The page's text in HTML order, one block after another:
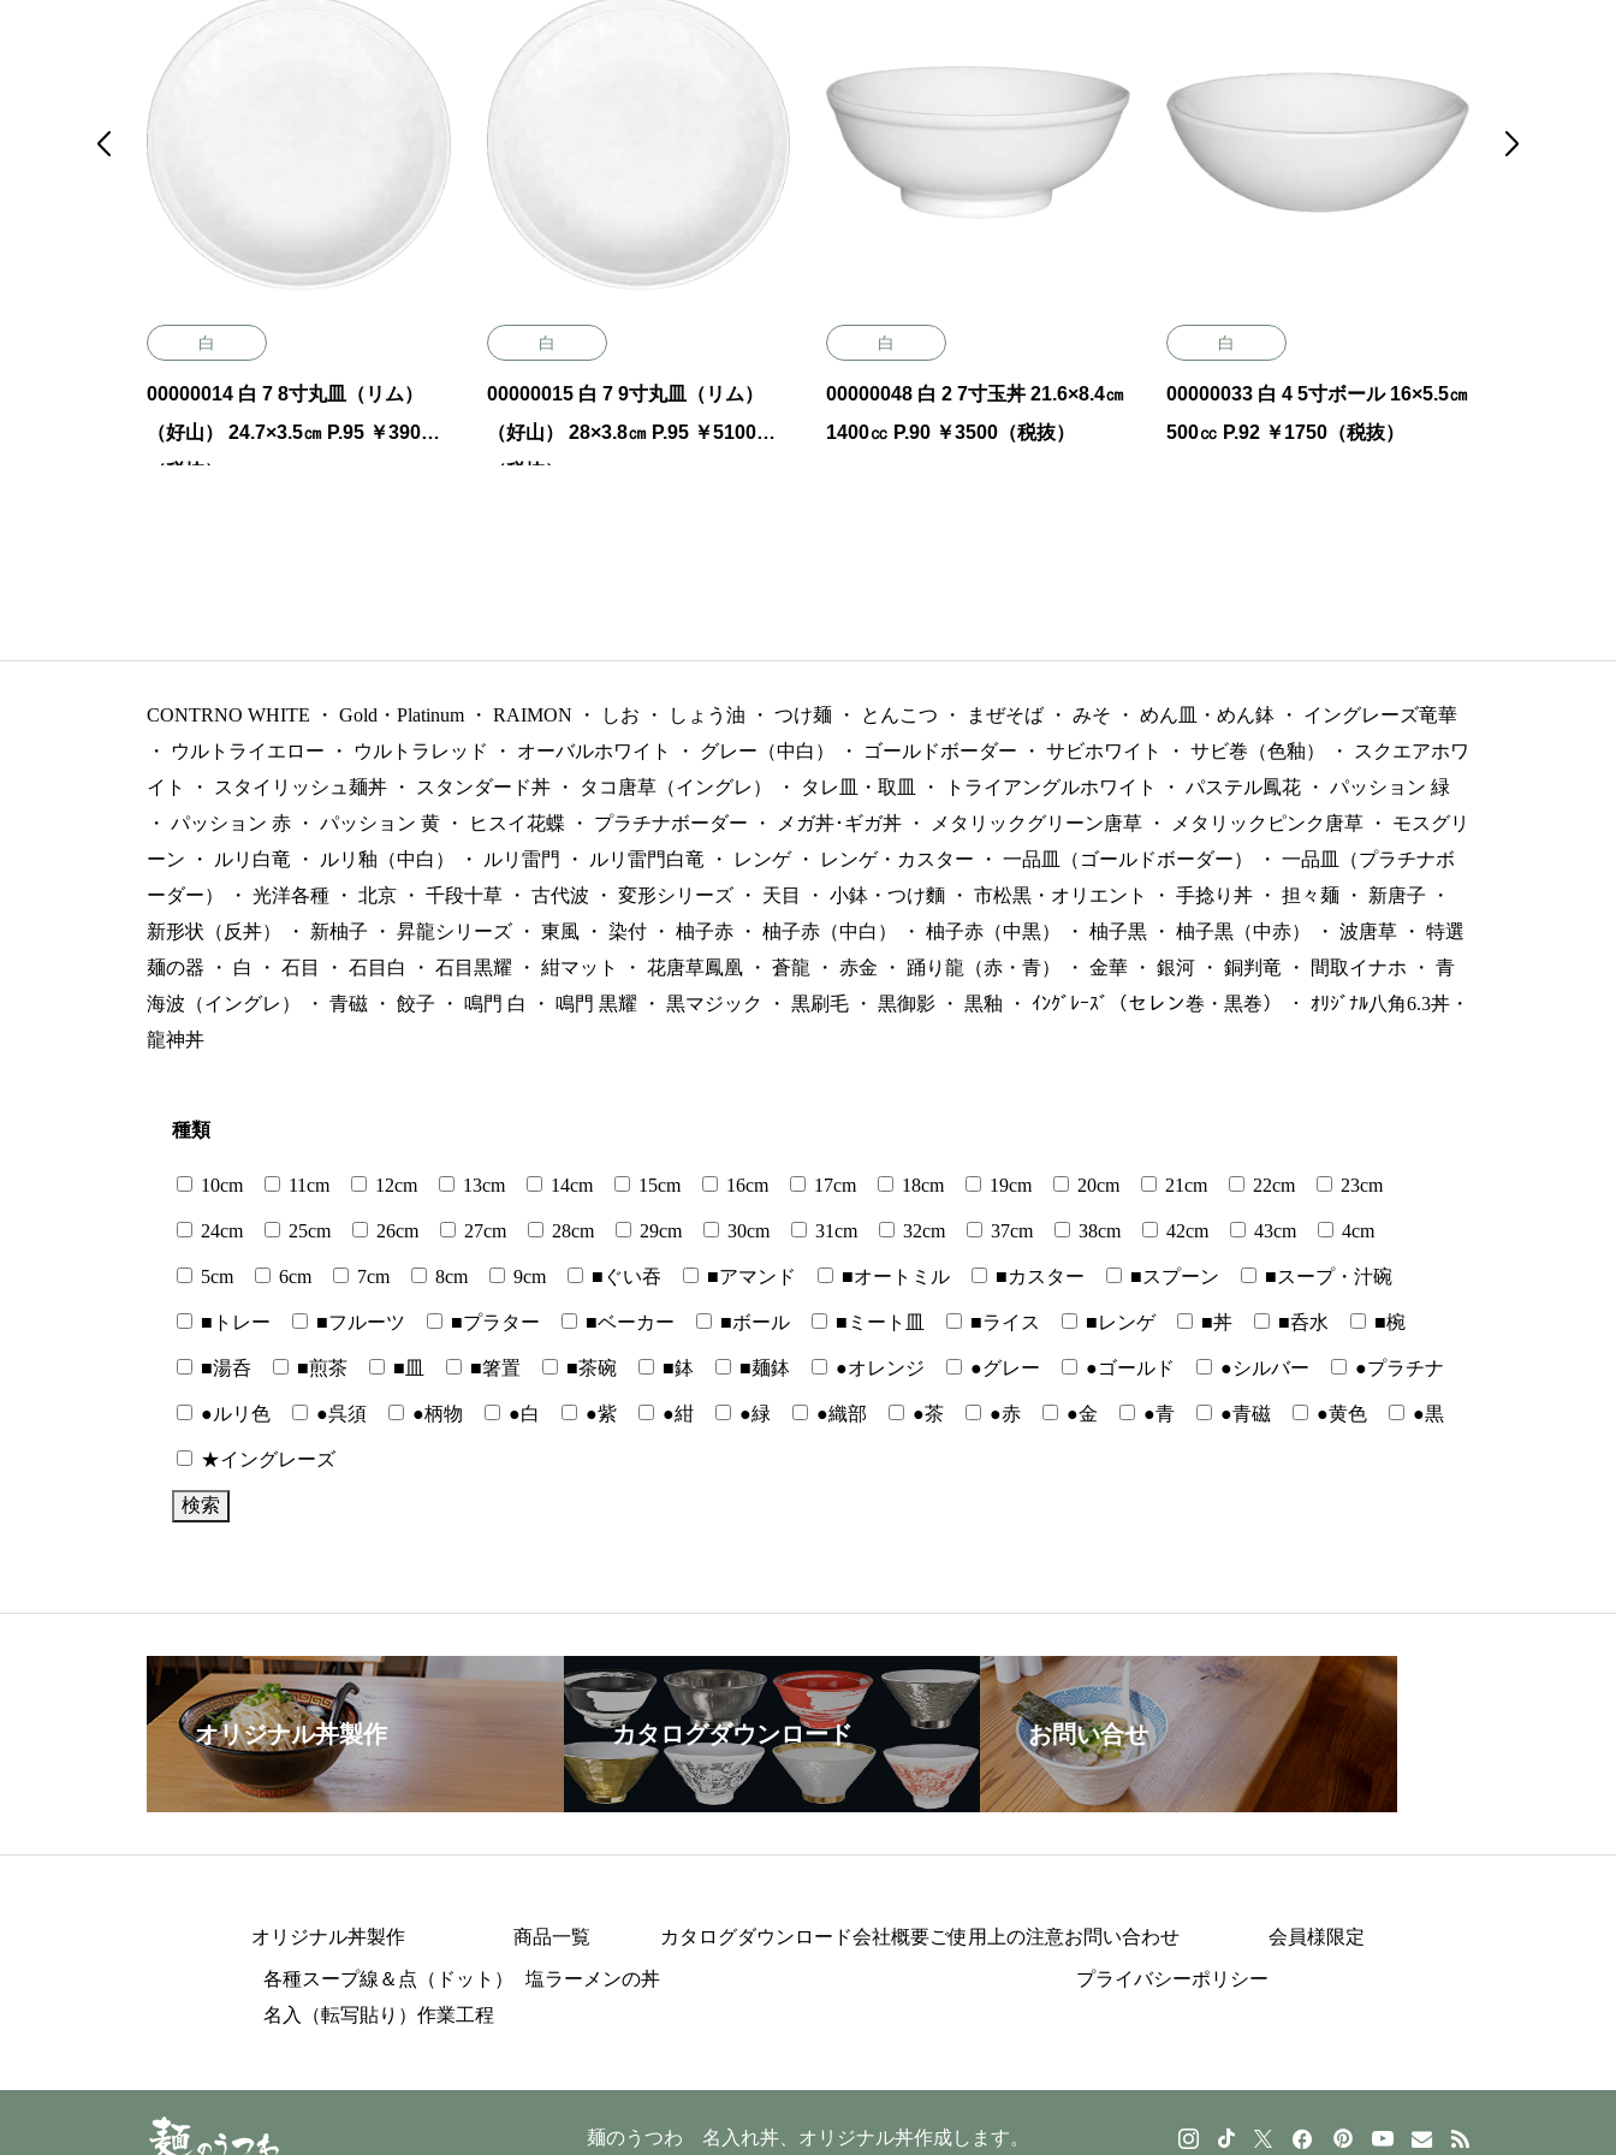
白
00000014 白 7 8寸丸皿（リム）
（好山） 24.7×3.5㎝ P.95 ￥3900
（税抜）
白
00000015 白 7 9寸丸皿（リム）
（好山） 28×3.8㎝ P.95 ￥5100
（税抜）
白
00000048 白 2 7寸玉丼 21.6×8.4㎝
1400㏄ P.90 ￥3500（税抜）
白
00000033 白 4 5寸ボール 16×5.5㎝
500㏄ P.92 ￥1750（税抜）
 
CONTRNO WHITE ・ Gold・Platinum ・ RAIMON ・ しお ・ しょう油 ・ つけ麺 ・ とんこつ ・ まぜそば ・ みそ ・ めん皿・めん鉢 ・
イングレーズ竜華
・
ウルトライエロー ・ ウルトラレッド ・ オーバルホワイト ・ グレー（中白） ・ ゴールドボーダー ・ サビホワイト ・ サビ巻（色釉） ・
スクエアホワ
イト
・ スタイリッシュ麺丼 ・ スタンダード丼 ・ タコ唐草（イングレ） ・ タレ皿・取皿 ・ トライアングルホワイト ・ パステル鳳花 ・ パッション 緑
・ パッション 赤 ・ パッション 黄 ・ ヒスイ花蝶 ・ プラチナボーダー ・ メガ丼･ギガ丼 ・ メタリックグリーン唐草 ・ メタリックピンク唐草 ・
モスグリ
ーン
・ ルリ白竜 ・ ルリ釉（中白） ・ ルリ雷門 ・ ルリ雷門白竜 ・ レンゲ ・ レンゲ・カスター ・ 一品皿（ゴールドボーダー） ・ 一品皿（プラチナボ
ーダー）
・ 光洋各種 ・ 北京 ・ 千段十草 ・ 古代波 ・ 変形シリーズ ・ 天目 ・ 小鉢・つけ麵 ・ 市松黒・オリエント ・ 手捻り丼 ・ 担々麺 ・ 新唐子
・
新形状（反丼）
・ 新柚子 ・ 昇龍シリーズ ・ 東風 ・ 染付 ・ 柚子赤 ・ 柚子赤（中白） ・ 柚子赤（中黒） ・ 柚子黒 ・ 柚子黒（中赤） ・ 波唐草 ・ 特選
麺の器
・ 白 ・ 石目 ・ 石目白 ・ 石目黒耀 ・ 紺マット ・ 花唐草鳳凰 ・ 蒼龍 ・ 赤金 ・ 踊り龍（赤・青） ・ 金華 ・ 銀河 ・ 銅判竜 ・ 間取イナホ ・ 青
海波（イングレ）
・ 青磁 ・ 餃子 ・ 鳴門 白 ・ 鳴門 黒耀 ・ 黒マジック ・ 黒刷毛 ・ 黒御影 ・ 黒釉 ・ ｲﾝｸﾞﾚｰｽﾞ（セレン巻・黒巻） ・
ｵﾘｼﾞﾅﾙ八角6.3丼・
龍神丼
種類
10cm 11cm 12cm 13cm 14cm 15cm 16cm 17cm 18cm 19cm 20cm 21cm 22cm 23cm
24cm 25cm 26cm 27cm 28cm 29cm 30cm 31cm 32cm 37cm 38cm 42cm 43cm 4cm
5cm 6cm 7cm 8cm 9cm ■ぐい吞 ■アマンド ■オートミル ■カスター ■スプーン ■スープ・汁碗
■トレー ■フルーツ ■プラター ■ベーカー ■ボール ■ミート皿 ■ライス ■レンゲ ■丼 ■呑水 ■椀
■湯呑 ■煎茶 ■皿 ■箸置 ■茶碗 ■鉢 ■麺鉢 ●オレンジ ●グレー ●ゴールド ●シルバー ●プラチナ
●ルリ色 ●呉須 ●柄物 ●白 ●紫 ●紺 ●緑 ●織部 ●茶 ●赤 ●金 ●青 ●青磁 ●黄色 ●黒
★イングレーズ
オリジナル丼製作 カタログダウンロード お問い合せ
オリジナル丼製作
各種スープ線＆点（ドット）
名入（転写貼り）作業工程
商品一覧
塩ラーメンの丼
カタログダウンロード会社概要ご使用上の注意お問い合わせ
プライバシーポリシー
会員様限定
麺のうつわ 名入れ丼、オリジナル丼作成します。